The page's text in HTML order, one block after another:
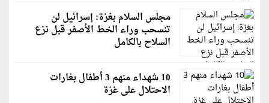
مجلس السلام بغزة: إسرائيل لن
تنسحب وراء الخط الأصفر قبل نزع
السلاح بالكامل
10 شهداء منهم 3 أطفال بغارات
الاحتلال على غزة